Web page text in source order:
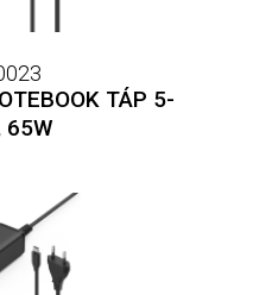
TÁP 5-
65W